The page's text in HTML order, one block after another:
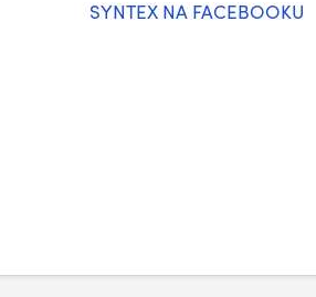
SYNTEX NA FACEBOOKU